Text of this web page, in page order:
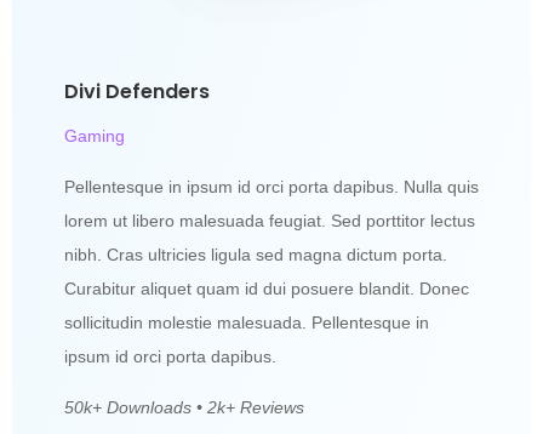
Divi Defenders
Gaming
Pellentesque in ipsum id orci porta dapibus. Nulla quis
lorem ut libero malesuada feugiat. Sed porttitor lectus
nibh. Cras ultricies ligula sed magna dictum porta.
Curabitur aliquet quam id dui posuere blandit. Donec
sollicitudin molestie malesuada. Pellentesque in
ipsum id orci porta dapibus.
50k+ Downloads • 2k+ Reviews